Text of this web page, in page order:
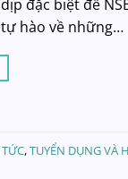
đặc biệt để
hào về những…
,TUYỂN DỤNG VÀ